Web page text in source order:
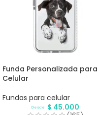
Funda Personalizada para
Celular
Fundas para celular
Desde $ 45.000